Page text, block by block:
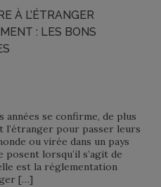
À L’ÉTRANGER
: LES BONS
années se confirme, de plus
l’étranger pour passer leurs
ou virée dans un pays
posent lorsqu’il s’agit de
est la réglementation
[…]